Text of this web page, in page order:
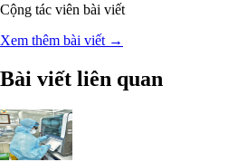
Cộng tác viên bài viết
Xem thêm bài viết →
Bài viết liên quan